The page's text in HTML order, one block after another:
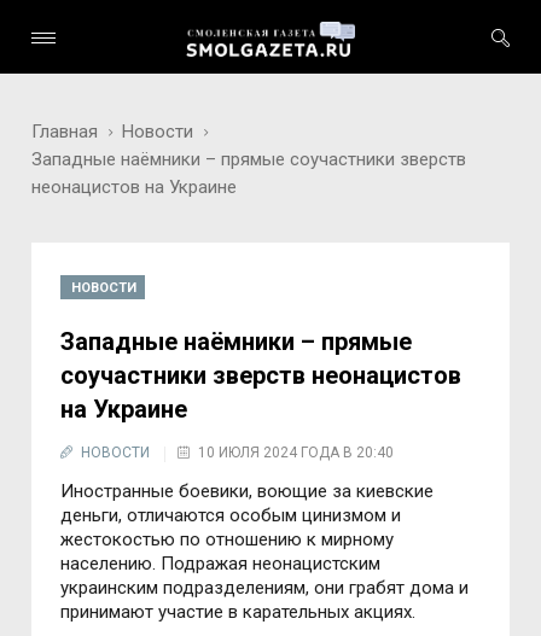
Главная
Новости
Западные наёмники – прямые соучастники зверств
неонацистов на Украине
НОВОСТИ
Западные наёмники – прямые
соучастники зверств неонацистов
на Украине
НОВОСТИ 10 ИЮЛЯ 2024 ГОДА В 20:40
Иностранные боевики, воющие за киевские
деньги, отличаются особым цинизмом и
жестокостью по отношению к мирному
населению. Подражая неонацистским
украинским подразделениям, они грабят дома и
принимают участие в карательных акциях.